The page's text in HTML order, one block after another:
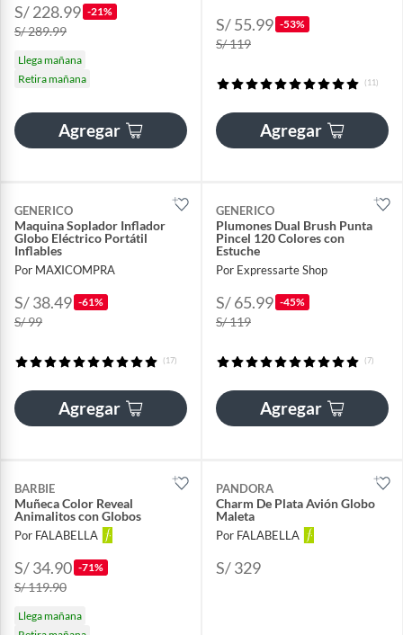
S/ 228.99 -21%
S/ 289.99
Llega mañana
Retira mañana
Agregar
S/ 55.99 -53%
S/ 119
(11)
Agregar
GENERICO
Maquina Soplador Inflador
Globo Eléctrico Portátil
Inflables
Por MAXICOMPRA
S/ 38.49 -61%
S/ 99
(17)
Agregar
GENERICO
Plumones Dual Brush Punta
Pincel 120 Colores con
Estuche
Por Expressarte Shop
S/ 65.99 -45%
S/ 119
(7)
Agregar
BARBIE
Muñeca Color Reveal
Animalitos con Globos
Por FALABELLA
S/ 34.90 -71%
S/ 119.90
Llega mañana
PANDORA
Charm De Plata Avión Globo
Maleta
Por FALABELLA
S/ 329